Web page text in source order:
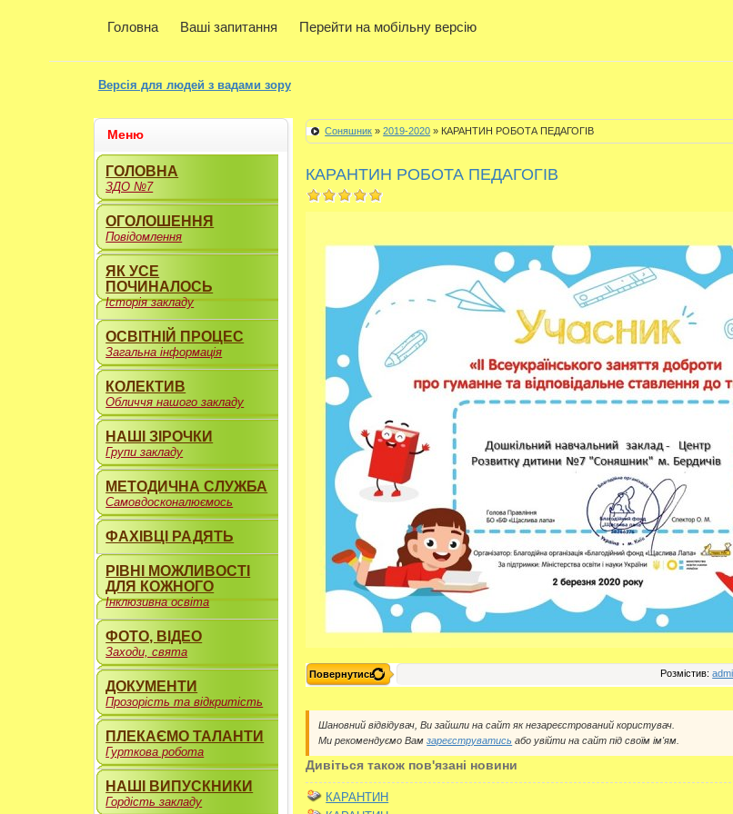
Головна Ваші запитання Перейти на мобільну версію
Версія для людей з вадами зору
Соняшник »2019-2020 » КАРАНТИН РОБОТА ПЕДАГОГІВ
КАРАНТИН РОБОТА ПЕДАГОГІВ
Розмістив:
Повернутись
Шановний відвідувач, Ви зайшли на сайт як незареєстрований користувач.
Ми рекомендуємо Вамзареєструватись або увійти на сайт під своїм ім'ям.
Дивіться також пов'язані новини
КАРАНТИН
Меню
ГОЛОВНА
ЗДО №7
ОГОЛОШЕННЯ
Повідомлення
ЯК УСЕ
ПОЧИНАЛОСЬ
Історія закладу
ОСВІТНІЙ ПРОЦЕС
Загальна інформація
КОЛЕКТИВ
Обличчя нашого закладу
НАШІ ЗІРОЧКИ
Групи закладу
МЕТОДИЧНА СЛУЖБА
Самовдосконалюємось
ФАХІВЦІ РАДЯТЬ
РІВНІ МОЖЛИВОСТІ
ДЛЯ КОЖНОГО
Інклюзивна освіта
ФОТО, ВІДЕО
Заходи, свята
ДОКУМЕНТИ
Прозорість та відкритість
ПЛЕКАЄМО ТАЛАНТИ
Гурткова робота
НАШІ ВИПУСКНИКИ
Гордість закладу